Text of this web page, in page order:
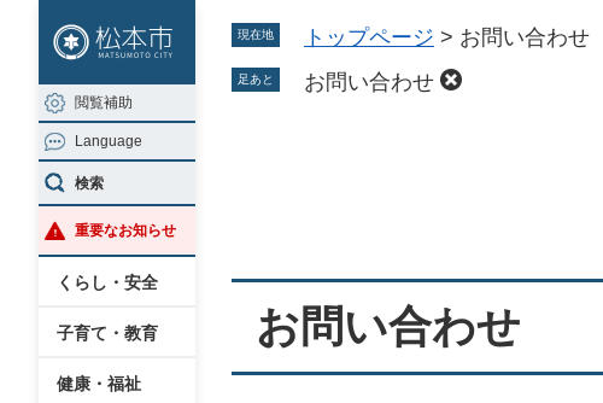
ジ
の
先
頭
で
す
ュ
ー
を
飛
ば
し
閲覧補助
Language
検索
重要なお知らせ
くらし・安全
子育て・教育
健康・福祉
現在地 トップページ > お問い合わせ
足あと お問い合わせ
お問い合わせ